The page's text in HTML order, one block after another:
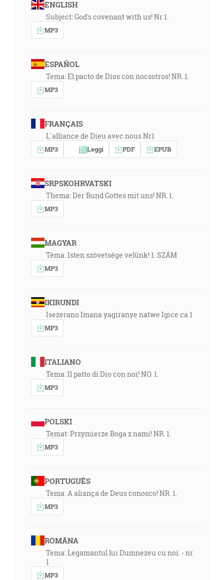
ENGLISH
Subject: God's covenant with us! Nr 1.
MP3
ESPAÑOL
Tema: El pacto de Dios con nocsotros! NR. 1.
MP3
FRANÇAIS
L´alliance de Dieu avec nous Nr1
MP3 Leggi PDF EPUB
SRPSKOHRVATSKI
Thema: Der Bund Gottes mit uns! NR. 1.
MP3
MAGYAR
Téma: Isten szövetsége velünk! 1. SZÁM
MP3
IKIRUNDI
Isezerano Imana yagiranye natwe Igice ca 1
MP3
ITALIANO
Tema: Il patto di Dio con noi! NO. 1.
MP3
POLSKI
Temat: Przymierze Boga z nami! NR. 1.
MP3
PORTUGUÊS
Tema: A aliança de Deus conosco! NR. 1.
MP3
ROMÂNA
Tema: Legamantul lui Dumnezeu cu noi. - nr.
1
MP3